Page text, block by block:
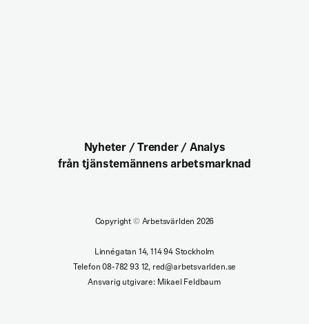
Nyheter / Trender / Analys
från tjänstemännens arbetsmarknad
Copyright ©Arbetsvärlden 2026
Linnégatan 14, 114 94 Stockholm
Telefon 08-782 93 12, red@arbetsvarlden.se
Ansvarig utgivare: Mikael Feldbaum